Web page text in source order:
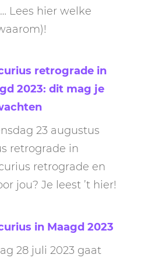
Lees hier welke
retrograde in
2023: dit mag je
23 augustus
retrograde in
retrograde en
jou? Je leest ’t hier!
in Maagd 2023
28 juli 2023 gaat